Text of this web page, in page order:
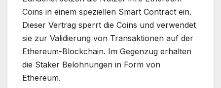
Coins in einem speziellen Smart Contract ein.
Dieser Vertrag sperrt die Coins und verwendet
sie zur Validierung von Transaktionen auf der
Ethereum-Blockchain. Im Gegenzug erhalten
die Staker Belohnungen in Form von
Ethereum.